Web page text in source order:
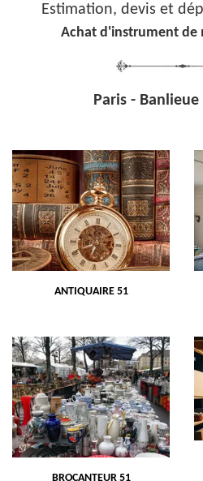
Estimation, devis et
Achat d'instrument de
Paris -
ANTIQUAIRE 51
BROCANTEUR 51